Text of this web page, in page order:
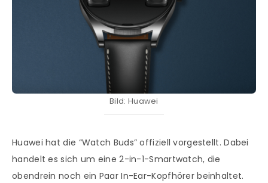
Bild: Huawei
Huawei hat die “Watch Buds” offiziell vorgestellt. Dabei
handelt es sich um eine 2-in-1-Smartwatch, die
obendrein noch ein Paar In-Ear-Kopfhörer beinhaltet.